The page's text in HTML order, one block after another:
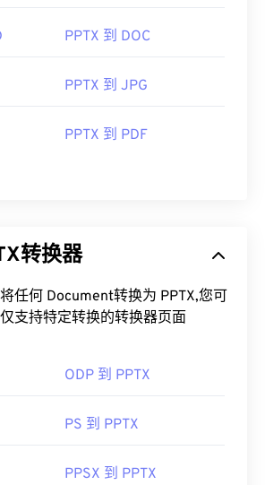
PPTX 到 DOC
PPTX 到 JPG
PPTX 到 PDF
转换器
任何 Document转换为 PPTX,您可
支持特定转换的转换器页面
ODP 到 PPTX
PS 到 PPTX
PPSX 到 PPTX